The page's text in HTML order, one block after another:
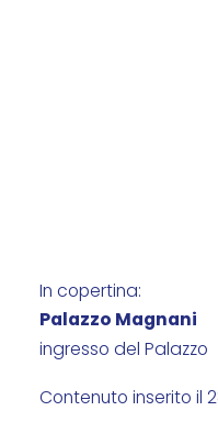
In copertina:
Palazzo Magnani
ingresso del Palazzo
Contenuto inserito il